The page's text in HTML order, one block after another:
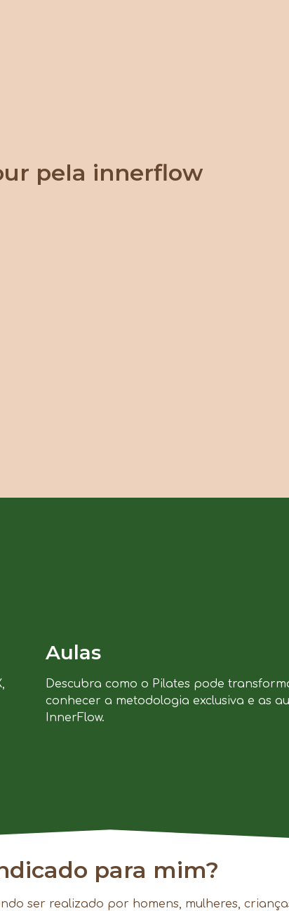
pela innerflow
Aulas
Descubra como o Pilates pode
conhecer a metodologia exclusiva e as
InnerFlow.
para mim?
ser realizado por homens, mulheres,